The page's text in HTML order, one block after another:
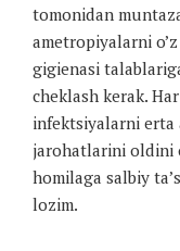
tomonidan
ametropiyalarni
gigienasi
cheklash kerak.
infektsiyalarni erta
jarohatlarini oldini
homilaga salbiy
lozim.